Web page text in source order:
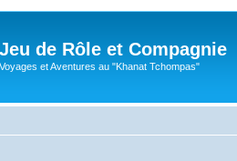
Jeu de Rôle et Compagnie
Voyages et Aventures au "Khanat Tchompas"